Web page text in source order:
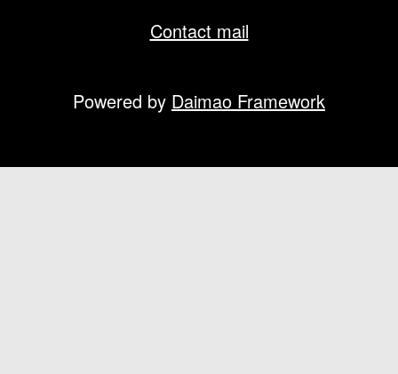
Contact mail
Powered by Daimao Framework